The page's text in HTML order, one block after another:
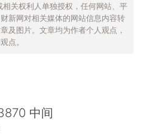
相关权利人单独授权，任何网站、平
新网对相关媒体的网站信息内容转
及图片。文章均为作者个人观点，
点。
中间